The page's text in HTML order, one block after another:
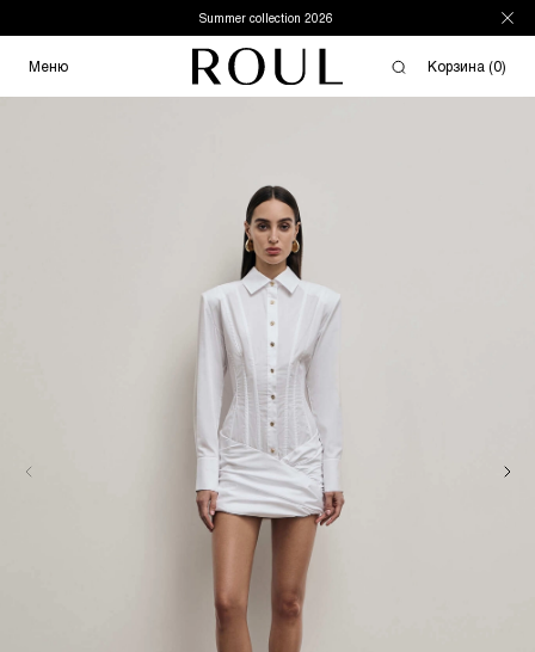
Summer collection 2026
Меню Корзина (0)